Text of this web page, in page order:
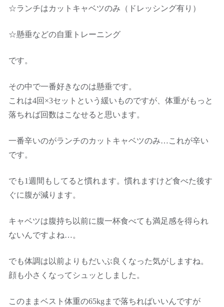
☆ランチはカットキャベツのみ（ドレッシング有り）
☆懸垂などの自重トレーニング
です。
その中で一番好きなのは懸垂です。
これは4回×3セットという緩いものですが、体重がもっと
落ちれば回数はこなせると思います。
一番辛いのがランチのカットキャベツのみ…これが辛い
です。
でも1週間もしてると慣れます。慣れますけど食べた後す
ぐに腹が減ります。
キャベツは腹持ち以前に腹一杯食べても満足感を得られ
ないんですよね…。
でも体調は以前よりもだいぶ良くなった気がしますね。
顔も小さくなってシュッとしました。
このままベスト体重の65kgまで落ちればいいんですが